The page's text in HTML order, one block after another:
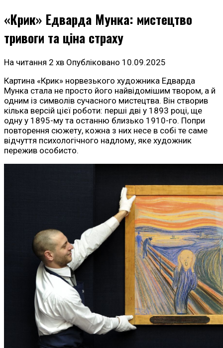
«Крик» Едварда Мунка: мистецтво
тривоги та ціна страху
На читання 2 хв Опубліковано 10.09.2025
Картина «Крик» норвезького художника Едварда
Мунка стала не просто його найвідомішим твором, а й
одним із символів сучасного мистецтва. Він створив
кілька версій цієї роботи: перші дві у 1893 році, ще
одну у 1895-му та останню близько 1910-го. Попри
повторення сюжету, кожна з них несе в собі те саме
відчуття психологічного надлому, яке художник
пережив особисто.